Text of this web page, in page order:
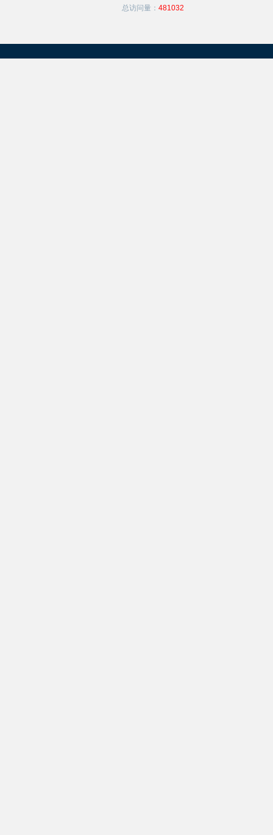
总访问量： 481032